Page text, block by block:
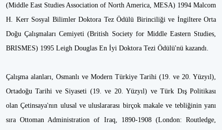
(Middle East Studies Association of North America, MESA) 1994 Malcom
H. Kerr Sosyal Bilimler Doktora Tez Ödülü Birinciliği ve İngiltere Orta
Doğu Çalışmaları Cemiyeti (British Society for Middle Eastern Studies,
BRISMES) 1995 Leigh Douglas En İyi Doktora Tezi Ödülü'nü kazandı.
Çalışma alanları, Osmanlı ve Modern Türkiye Tarihi (19. ve 20. Yüzyıl),
Ortadoğu Tarihi ve Siyaseti (19. ve 20. Yüzyıl) ve Türk Dış Politikası
olan Çetinsaya'nın ulusal ve uluslararası birçok makale ve tebliğinin yanı
sıra Ottoman Administration of Iraq, 1890-1908 (London: Routledge,